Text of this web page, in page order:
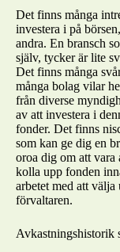
Det finns många
investera i på
andra. En bransch
själv, tycker är lite
Det finns många
många bolag vilar
från diverse
av att investera i
fonder. Det finns
som kan ge dig en
oroa dig om att
kolla upp fonden
arbetet med att
förvaltaren.
Avkastningshistorik